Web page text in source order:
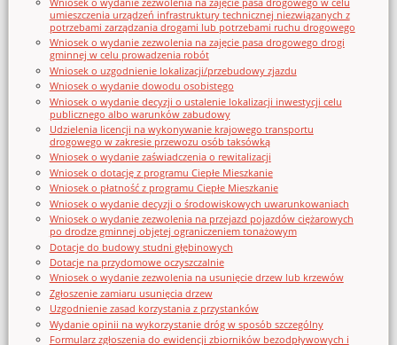
umieszczenia urządzeń infrastruktury technicznej niezwiązanych z
potrzebami zarządzania drogami lub potrzebami ruchu drogowego
Wniosek o wydanie zezwolenia na zajęcie pasa drogowego drogi
gminnej w celu prowadzenia robót
Wniosek o uzgodnienie lokalizacji/przebudowy zjazdu
Wniosek o wydanie dowodu osobistego
Wniosek o wydanie decyzji o ustalenie lokalizacji inwestycji celu
publicznego albo warunków zabudowy
Udzielenia licencji na wykonywanie krajowego transportu
drogowego w zakresie przewozu osób taksówką
Wniosek o wydanie zaświadczenia o rewitalizacji
Wniosek o dotację z programu Ciepłe Mieszkanie
Wniosek o płatność z programu Ciepłe Mieszkanie
Wniosek o wydanie decyzji o środowiskowych uwarunkowaniach
Wniosek o wydanie zezwolenia na przejazd pojazdów ciężarowych
po drodze gminnej objętej ograniczeniem tonażowym
Dotacje do budowy studni głębinowych
Dotacje na przydomowe oczyszczalnie
Wniosek o wydanie zezwolenia na usunięcie drzew lub krzewów
Zgłoszenie zamiaru usunięcia drzew
Uzgodnienie zasad korzystania z przystanków
Wydanie opinii na wykorzystanie dróg w sposób szczególny
Formularz zgłoszenia do ewidencji zbiorników bezodpływowych i